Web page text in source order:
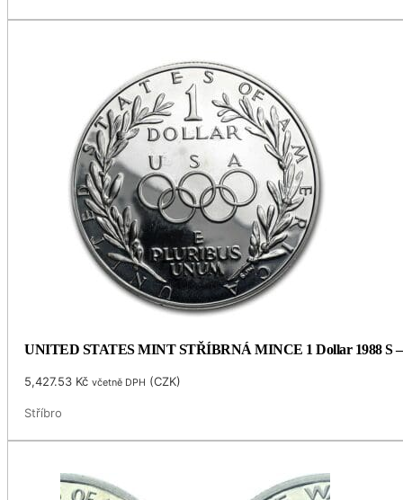
UNITED STATES MINT STŘÍBRNÁ MINCE 1 Dollar 1988 S
5,427.53 Kč včetně DPH (CZK)
Stříbro